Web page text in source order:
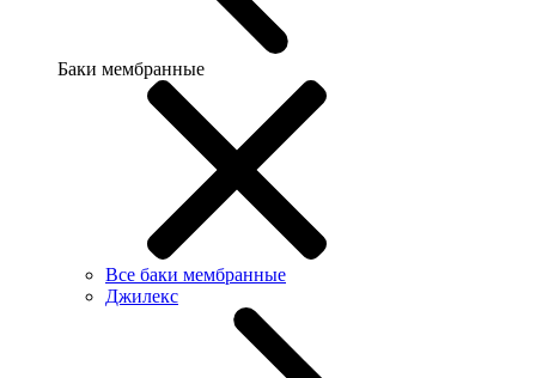
Баки мембранные
Все баки мембранные
Джилекс